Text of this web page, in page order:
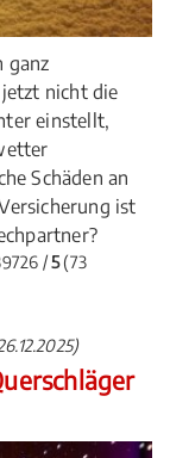
ganz
nicht die
einstellt,
Schäden an
ist
/5(73